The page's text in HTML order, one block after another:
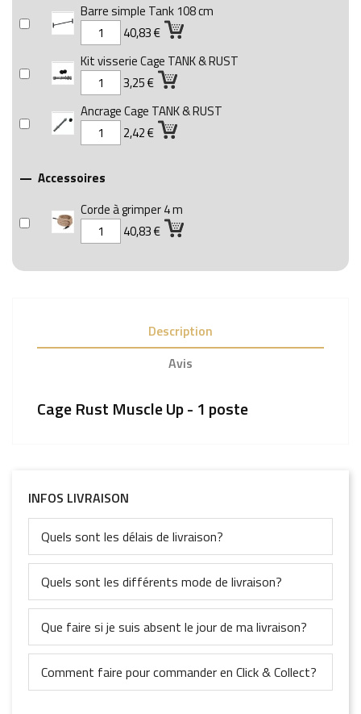
Barre simple Tank 108 cm
40,83 €
Kit visserie Cage TANK & RUST
3,25 €
Ancrage Cage TANK & RUST
2,42 €
 Accessoires
Corde à grimper 4 m
40,83 €
Description
Avis
Cage Rust Muscle Up - 1 poste
INFOS LIVRAISON
Quels sont les délais de livraison?
Quels sont les différents mode de livraison?
Que faire si je suis absent le jour de ma livraison?
Comment faire pour commander en Click & Collect?